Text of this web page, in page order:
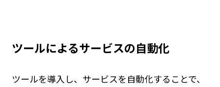
ツールによるサービスの自動化
ツールを導入し、サービスを自動化することで、